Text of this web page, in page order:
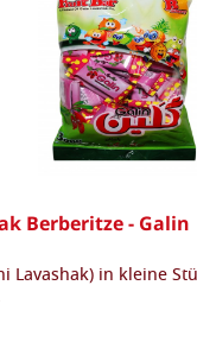
Berberitze - Galin
Lavashak) in kleine